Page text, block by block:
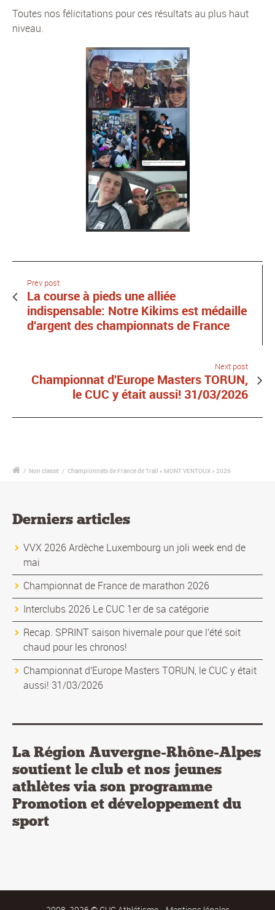
Toutes nos félicitations pour ces résultats au plus haut
niveau.
Prev post
La course à pieds une alliée
indispensable: Notre Kikims est médaille
d'argent des championnats de France
Next post
Championnat d'Europe Masters TORUN,
le CUC y était aussi! 31/03/2026
/ Non classé / Championnats de France de Trail « MONT VENTOUX » 2026
Derniers articles
VVX 2026 Ardèche Luxembourg un joli week end de
mai
Championnat de France de marathon 2026
Interclubs 2026 Le CUC 1er de sa catégorie
Recap. SPRINT saison hivernale pour que l'été soit
chaud pour les chronos!
Championnat d'Europe Masters TORUN, le CUC y était
aussi! 31/03/2026
La Région Auvergne-Rhône-Alpes
soutient le club et nos jeunes
athlètes via son programme
Promotion et développement du
sport